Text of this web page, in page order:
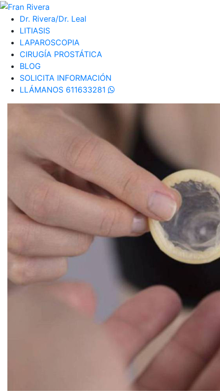
Dr. Rivera/Dr. Leal
LITIASIS
LAPAROSCOPIA
CIRUGÍA PROSTÁTICA
BLOG
SOLICITA INFORMACIÓN
LLÁMANOS 611633281